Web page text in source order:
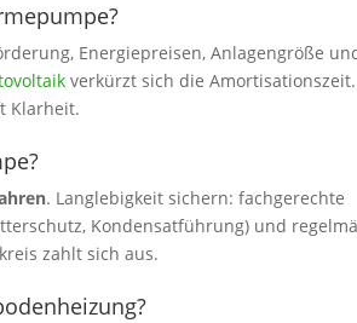
Energiepreisen, Anlagengröße
verkürzt sich die
Klarheit.
. Langlebigkeit sichern: fachgerechte
Kondensatführung) und
zahlt sich aus.